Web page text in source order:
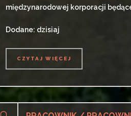
międzynarodowej korporacji
Dodane: dzisiaj
CZYTAJ WIĘCEJ